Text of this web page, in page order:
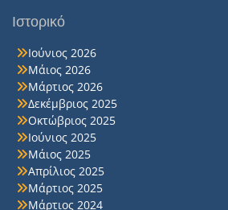
Ιστορικό
Ιούνιος 2026
Μάιος 2026
Μάρτιος 2026
Δεκέμβριος 2025
Οκτώβριος 2025
Ιούνιος 2025
Μάιος 2025
Απρίλιος 2025
Μάρτιος 2025
Μάρτιος 2024